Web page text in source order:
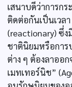
เสนาบดีว่าการก
ติดต่อกันเป็นเวล
(reactionary) ซึ่
ชาตินิยมหรือการ
ต่าง ๆ ต้องลาออ
เมทเทอร์นิช”